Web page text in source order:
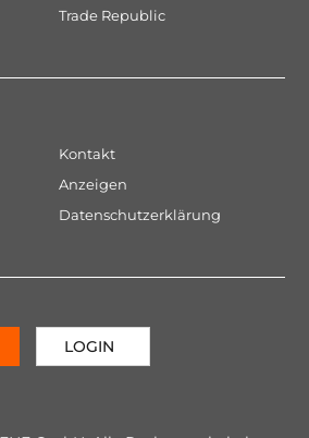
Trade Republic
Kontakt
Anzeigen
Datenschutzerklärung
LOGIN